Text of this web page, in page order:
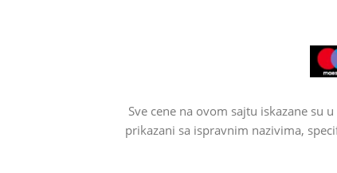
Sve cene na ovom sajtu iskazane su
prikazani sa ispravnim nazivima,